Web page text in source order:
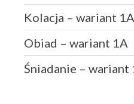
Kolacja – wariant 1A
Obiad – wariant 1A
Śniadanie – wariant